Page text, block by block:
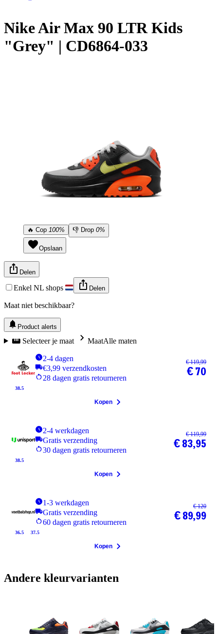
NikeAir Max 90 LTR Kids
"Grey" | CD6864-033
🔥 Cop 100% 👎 Drop 0%
Opslaan
Delen
Enkel NL shops Delen
Maat niet beschikbaar?
Product alerts
Selecteer je maat MaatAlle maten
2-4 dagen
€3,99 verzendkosten
28 dagen gratis retourneren
38.5
€ 119,99
€ 70
Kopen
2-4 werkdagen
Gratis verzending
30 dagen gratis retourneren
38.5
€ 119,99
€ 83,95
Kopen
1-3 werkdagen
Gratis verzending
60 dagen gratis retourneren
36.5 37.5
€ 120
€ 89,99
Kopen
Andere kleurvarianten